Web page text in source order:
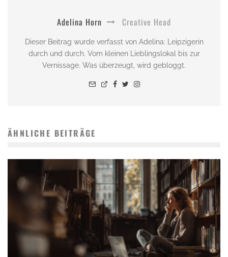
Adelina Horn Creative Head
Dieser Beitrag wurde verfasst von Adelina: Leipzigerin
durch und durch. Vom kleinen Lieblingslokal bis zur
Vernissage. Was überzeugt, wird gebloggt.
ÄHNLICHE BEITRÄGE